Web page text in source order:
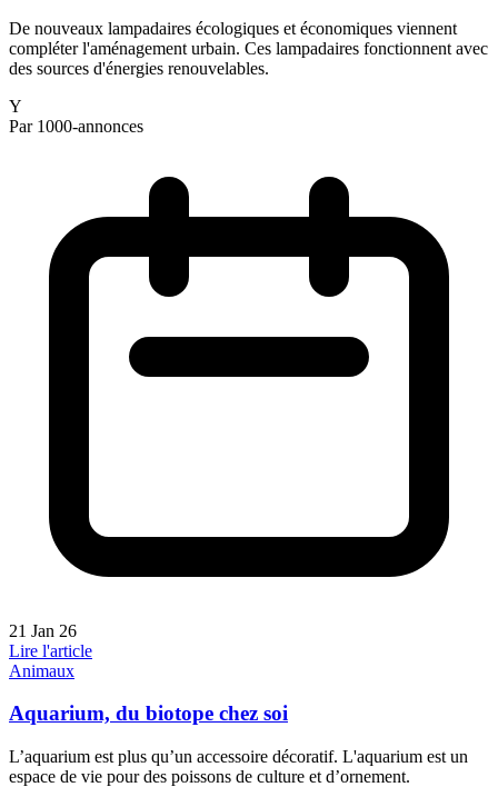
De nouveaux lampadaires écologiques et économiques viennent
compléter l'aménagement urbain. Ces lampadaires fonctionnent avec
des sources d'énergies renouvelables.
Y
Par 1000-annonces
21 Jan 26
Lire l'article
Animaux
Aquarium, du biotope chez soi
L’aquarium est plus qu’un accessoire décoratif. L'aquarium est un
espace de vie pour des poissons de culture et d’ornement.